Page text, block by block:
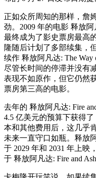
正如众所周知的那样，詹
劲。2009 年的电影 释放
最终成为了影史票房最高
隆随后计划了多部续集，
续作 释放阿凡达: The Way
尽管长时间的停滞并没有
表现不如原作，但它仍然
票房第三高的电影。
去年的 释放阿凡达: Fire
4.5 亿美元的预算下获得
本和其他费用后，这几乎
未来一直守口如瓶。释放
于 2029 年和 2031 年上
于 释放阿凡达: Fire and